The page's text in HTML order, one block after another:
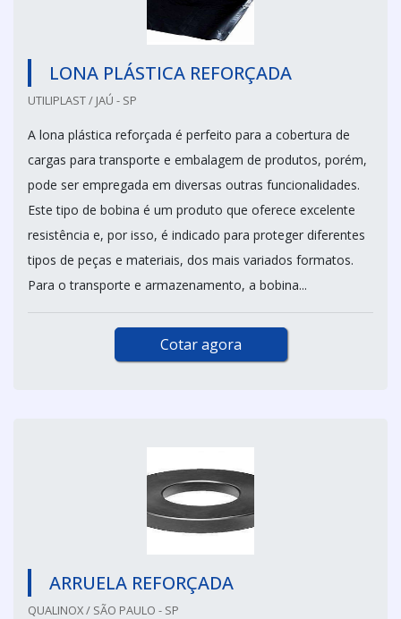
LONA PLÁSTICA REFORÇADA
UTILIPLAST / JAÚ - SP
A lona plástica reforçada é perfeito para a cobertura de
cargas para transporte e embalagem de produtos, porém,
pode ser empregada em diversas outras funcionalidades.
Este tipo de bobina é um produto que oferece excelente
resistência e, por isso, é indicado para proteger diferentes
tipos de peças e materiais, dos mais variados formatos.
Para o transporte e armazenamento, a bobina...
Cotar agora
ARRUELA REFORÇADA
QUALINOX / SÃO PAULO - SP